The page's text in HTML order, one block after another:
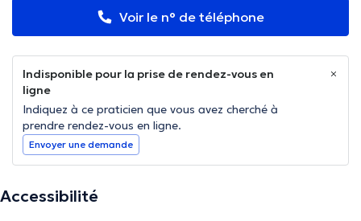
Voir le n° de téléphone
Indisponible pour la prise de rendez-vous en
ligne
Indiquez à ce praticien que vous avez cherché à
prendre rendez-vous en ligne.
Envoyer une demande
Accessibilité